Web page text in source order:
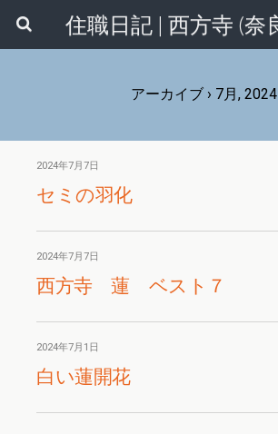
アーカイブ › 7月, 2024
2024年7月7日
セミの羽化
2024年7月7日
西方寺 蓮 ベスト７
2024年7月1日
白い蓮開花